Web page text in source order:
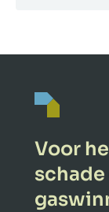
Voor